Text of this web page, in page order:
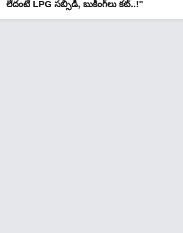
లేదంటే LPG సబ్సిడీ, బుకింగ్‌లు క‌ట్‌..!"